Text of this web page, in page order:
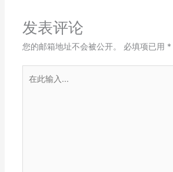
发表评论
您的邮箱地址不会被公开。 必填项已用 *